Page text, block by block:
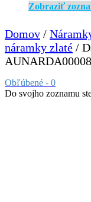
Zobraziť
Domov /
náramky zlaté /
Obľúbené - 0
Do svojho zoznamu